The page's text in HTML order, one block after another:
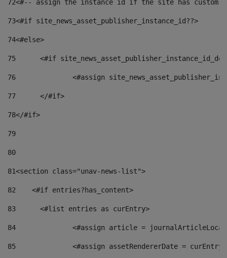
72<#-- assign the instance id if the site has custom
73<#if site_news_asset_publisher_instance_id??>
74<#else>
75
<#if
76
<#assign
77
	</#if>
78</#if>
79
80
81<section class="unav-news-list">
82
    <#if entries?has_content>
83
    	<#list entries as curEntry>
84
<#assign article =
85
<#assign assetRendererDate =